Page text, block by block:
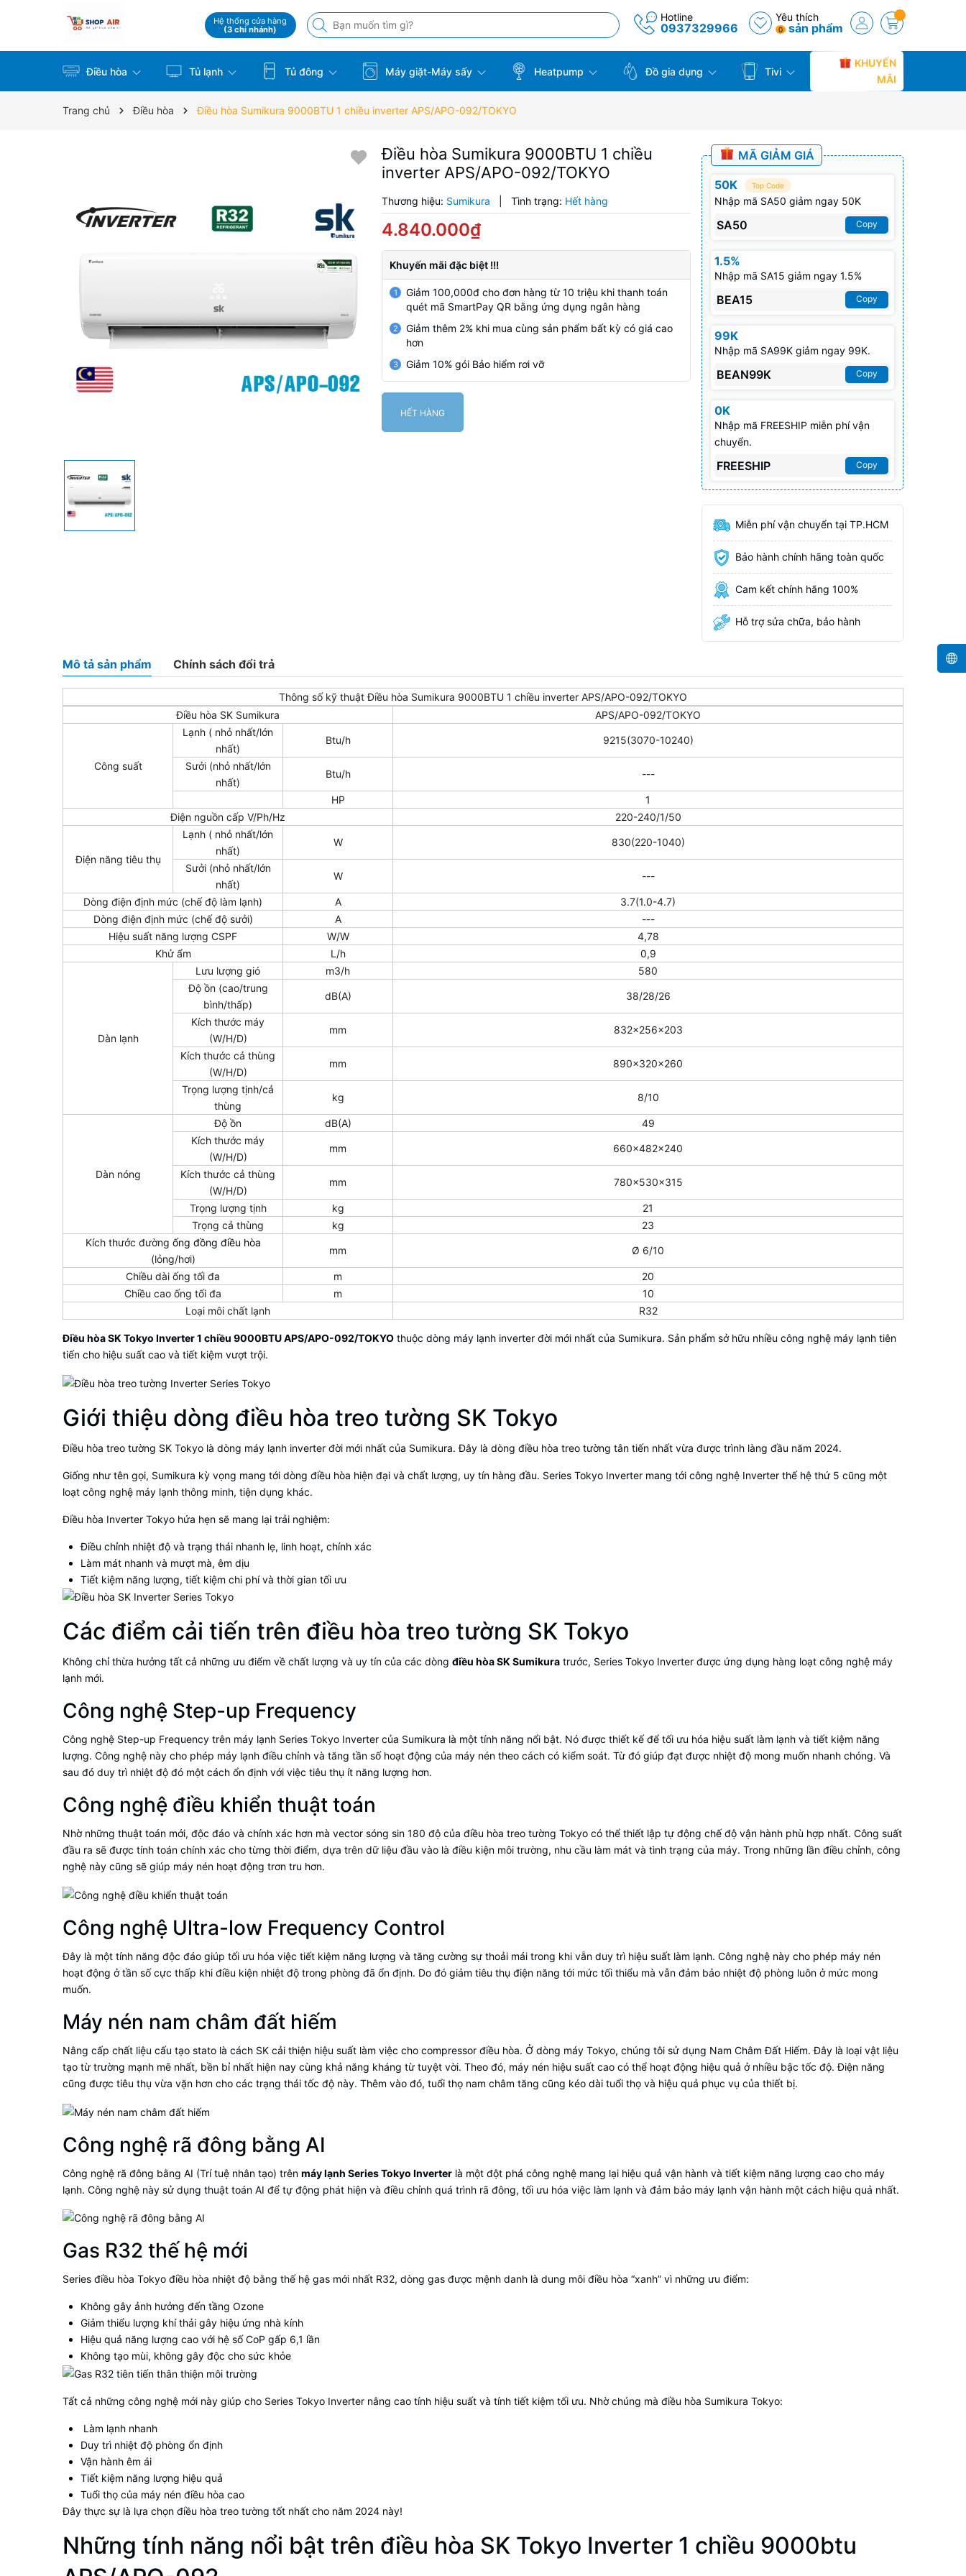
Hệ thống cửa hàng
(3 chi nhánh)
Hotline
0937329966
Yêu thích
0 sản phẩm
Điều hòa Tủ lạnh Tủ đông Máy giặt-Máy sấy Heatpump Đồ gia dụng Tivi
KHUYẾN
MÃI
Trang chủ Điều hòa Điều hòa Sumikura 9000BTU 1 chiều inverter APS/APO-092/TOKYO
Điều hòa Sumikura 9000BTU 1 chiều
inverter APS/APO-092/TOKYO
Thương hiệu: Sumikura Tình trạng: Hết hàng
4.840.000₫
Khuyến mãi đặc biệt !!!
1
Giảm 100,000đ cho đơn hàng từ 10 triệu khi thanh toán
quét mã SmartPay QR bằng ứng dụng ngân hàng
2
Giảm thêm 2% khi mua cùng sản phẩm bất kỳ có giá cao
hơn
3 Giảm 10% gói Bảo hiểm rơi vỡ
HẾT HÀNG
MÃ GIẢM GIÁ
50K Top Code
Nhập mã SA50 giảm ngay 50K
SA50 Copy
1.5%
Nhập mã SA15 giảm ngay 1.5%
BEA15 Copy
99K
Nhập mã SA99K giảm ngay 99K.
BEAN99K Copy
0K
Nhập mã FREESHIP miễn phí vận
chuyển.
FREESHIP Copy
Miễn phí vận chuyển tại TP.HCM
Bảo hành chính hãng toàn quốc
Cam kết chính hãng 100%
Hỗ trợ sửa chữa, bảo hành
Mô tả sản phẩm Chính sách đổi trả
Thông số kỹ thuật Điều hòa Sumikura 9000BTU 1 chiều inverter APS/APO-092/TOKYO
Điều hòa SK Sumikura
APS/APO-092/TOKYO
Công suất
Lạnh ( nhỏ nhất/lớn
nhất)
Btu/h 9215(3070-10240)
Sưởi (nhỏ nhất/lớn
nhất)
Btu/h ---
HP
1
Điện nguồn cấp V/Ph/Hz
220-240/1/50
Điện năng tiêu thụ
Lạnh ( nhỏ nhất/lớn
nhất)
W 830(220-1040)
Sưởi (nhỏ nhất/lớn
nhất)
W ---
Dòng điện định mức (chế độ làm lạnh) A
3.7(1.0-4.7)
Dòng điện định mức (chế độ sưởi)
A
---
Hiệu suất năng lượng CSPF
W/W
4,78
Khử ẩm
L/h 0,9
Dàn lạnh
Lưu lượng gió m3/h
580
Độ ồn (cao/trung
bình/thấp)
dB(A) 38/28/26
Kích thước máy
(W/H/D)
mm 832×256×203
Kích thước cả thùng
(W/H/D)
mm 890×320×260
Trọng lượng tịnh/cả
thùng
kg 8/10
Dàn nóng
Độ ồn dB(A)
49
Kích thước máy
(W/H/D)
mm 660×482×240
Kích thước cả thùng
(W/H/D)
mm 780×530×315
Trọng lượng tịnh kg
21
Trọng cả thùng
kg
23
Kích thước đường ống đồng điều hòa
(lỏng/hơi)
mm Ø 6/10
Chiều dài ống tối đa m
20
Chiều cao ống tối đa
m
10
Loại môi chất lạnh
R32
Điều hòa SK Tokyo Inverter 1 chiều 9000BTU APS/APO-092/TOKYO thuộc dòng máy lạnh inverter đời mới nhất của Sumikura. Sản phẩm sở hữu nhiều công nghệ máy lạnh tiên
tiến cho hiệu suất cao và tiết kiệm vượt trội.
Giới thiệu dòng điều hòa treo tường SK Tokyo
Điều hòa treo tường SK Tokyo là dòng máy lạnh inverter đời mới nhất của Sumikura. Đây là dòng điều hòa treo tường tân tiến nhất vừa được trình làng đầu năm 2024.
Giống như tên gọi, Sumikura kỳ vọng mang tới dòng điều hòa hiện đại và chất lượng, uy tín hàng đầu. Series Tokyo Inverter mang tới công nghệ Inverter thế hệ thứ 5 cũng một
loạt công nghệ máy lạnh thông minh, tiện dụng khác.
Điều hòa Inverter Tokyo hứa hẹn sẽ mang lại trải nghiệm:
Điều chỉnh nhiệt độ và trạng thái nhanh lẹ, linh hoạt, chính xác
Làm mát nhanh và mượt mà, êm dịu
Tiết kiệm năng lượng, tiết kiệm chi phí và thời gian tối ưu
Các điểm cải tiến trên điều hòa treo tường SK Tokyo
Không chỉ thừa hưởng tất cả những ưu điểm về chất lượng và uy tín của các dòng điều hòa SK Sumikura trước, Series Tokyo Inverter được ứng dụng hàng loạt công nghệ máy
lạnh mới.
Công nghệ Step-up Frequency
Công nghệ Step-up Frequency trên máy lạnh Series Tokyo Inverter của Sumikura là một tính năng nổi bật. Nó được thiết kế để tối ưu hóa hiệu suất làm lạnh và tiết kiệm năng
lượng. Công nghệ này cho phép máy lạnh điều chỉnh và tăng tần số hoạt động của máy nén theo cách có kiểm soát. Từ đó giúp đạt được nhiệt độ mong muốn nhanh chóng. Và
sau đó duy trì nhiệt độ đó một cách ổn định với việc tiêu thụ ít năng lượng hơn.
Công nghệ điều khiển thuật toán
Nhờ những thuật toán mới, độc đáo và chính xác hơn mà vector sóng sin 180 độ của điều hòa treo tường Tokyo có thể thiết lập tự động chế độ vận hành phù hợp nhất. Công suất
đầu ra sẽ được tính toán chính xác cho từng thời điểm, dựa trên dữ liệu đầu vào là điều kiện môi trường, nhu cầu làm mát và tình trạng của máy. Trong những lần điều chỉnh, công
nghệ này cũng sẽ giúp máy nén hoạt động trơn tru hơn.
Công nghệ Ultra-low Frequency Control
Đây là một tính năng độc đáo giúp tối ưu hóa việc tiết kiệm năng lượng và tăng cường sự thoải mái trong khi vẫn duy trì hiệu suất làm lạnh. Công nghệ này cho phép máy nén
hoạt động ở tần số cực thấp khi điều kiện nhiệt độ trong phòng đã ổn định. Do đó giảm tiêu thụ điện năng tới mức tối thiểu mà vẫn đảm bảo nhiệt độ phòng luôn ở mức mong
muốn.
Máy nén nam châm đất hiếm
Nâng cấp chất liệu cấu tạo stato là cách SK cải thiện hiệu suất làm việc cho compressor điều hòa. Ở dòng máy Tokyo, chúng tôi sử dụng Nam Châm Đất Hiếm. Đây là loại vật liệu
tạo từ trường mạnh mẽ nhất, bền bỉ nhất hiện nay cùng khả năng kháng từ tuyệt vời. Theo đó, máy nén hiệu suất cao có thể hoạt động hiệu quả ở nhiều bậc tốc độ. Điện năng
cũng được tiêu thụ vừa vặn hơn cho các trạng thái tốc độ này. Thêm vào đó, tuổi thọ nam châm tăng cũng kéo dài tuổi thọ và hiệu quả phục vụ của thiết bị.
Công nghệ rã đông bằng AI
Công nghệ rã đông bằng AI (Trí tuệ nhân tạo) trên máy lạnh Series Tokyo Inverter là một đột phá công nghệ mang lại hiệu quả vận hành và tiết kiệm năng lượng cao cho máy
lạnh. Công nghệ này sử dụng thuật toán AI để tự động phát hiện và điều chỉnh quá trình rã đông, tối ưu hóa việc làm lạnh và đảm bảo máy lạnh vận hành một cách hiệu quả nhất.
Gas R32 thế hệ mới
Series điều hòa Tokyo điều hòa nhiệt độ bằng thế hệ gas mới nhất R32, dòng gas được mệnh danh là dung môi điều hòa “xanh” vì những ưu điểm:
Không gây ảnh hưởng đến tầng Ozone
Giảm thiểu lượng khí thải gây hiệu ứng nhà kính
Hiệu quả năng lượng cao với hệ số CoP gấp 6,1 lần
Không tạo mùi, không gây độc cho sức khỏe
Tất cả những công nghệ mới này giúp cho Series Tokyo Inverter nâng cao tính hiệu suất và tính tiết kiệm tối ưu. Nhờ chúng mà điều hòa Sumikura Tokyo:
Làm lạnh nhanh
Duy trì nhiệt độ phòng ổn định
Vận hành êm ái
Tiết kiệm năng lượng hiệu quả
Tuổi thọ của máy nén điều hòa cao
Đây thực sự là lựa chọn điều hòa treo tường tốt nhất cho năm 2024 này!
Những tính năng nổi bật trên điều hòa SK Tokyo Inverter 1 chiều 9000btu